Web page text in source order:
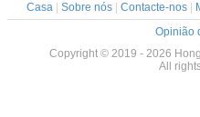
Casa| Sobre nós| Contacte-nos|
Opinião
Copyright © 2019 - 2026
All